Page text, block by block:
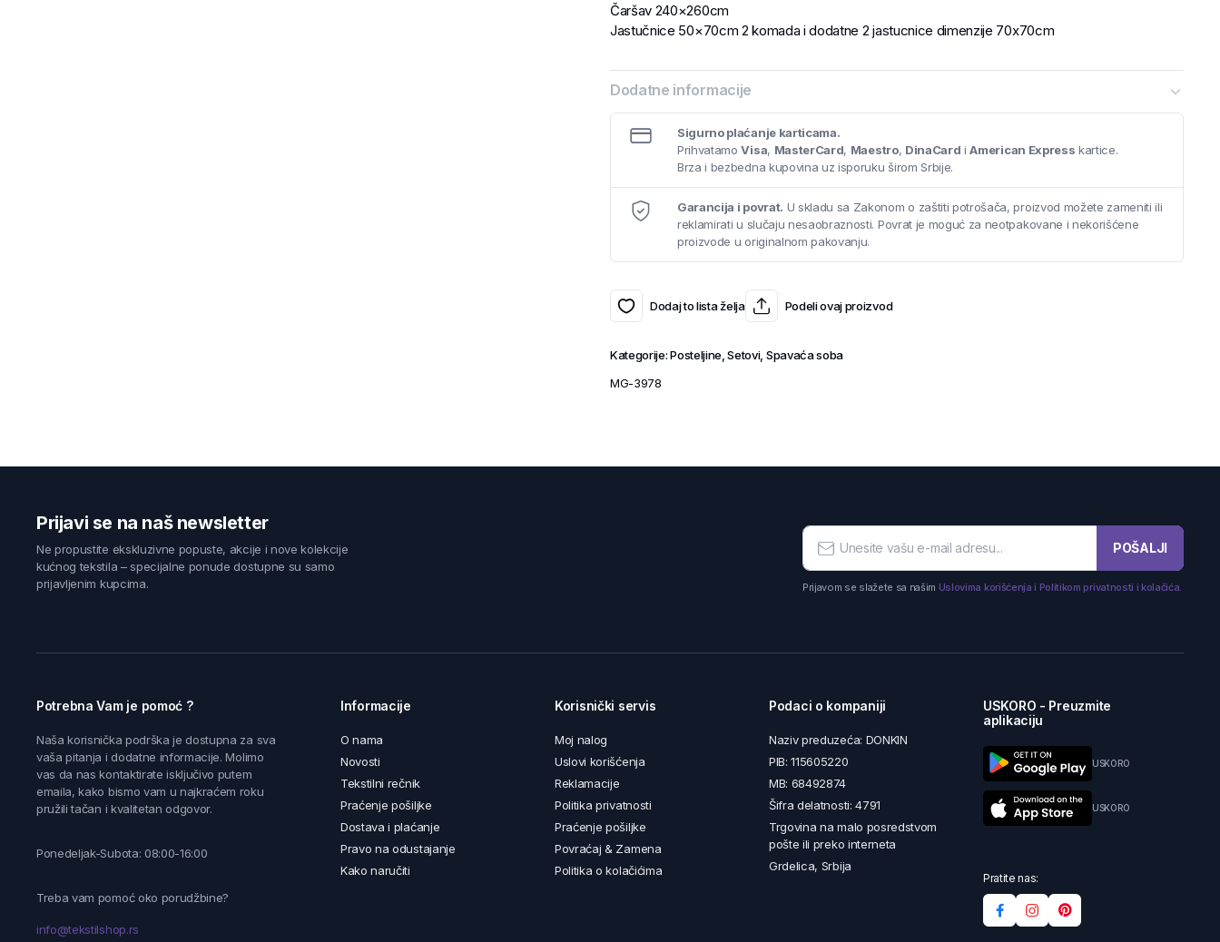
Čaršav 240×260cm
Jastučnice 50×70cm 2 komada i dodatne 2 jastucnice dimenzije 70x70cm
Dodatne informacije
Sigurno plaćanje karticama.
PrihvatamoVisa, MasterCard, Maestro, DinaCard iAmerican Express kartice.
Brza i bezbedna kupovina uz isporuku širom Srbije.
Garancija i povrat. U skladu sa Zakonom o zaštiti potrošača, proizvod možete zameniti ili
reklamirati u slučaju nesaobraznosti. Povrat je moguć za neotpakovane i nekorišćene
proizvode u originalnom pakovanju.
Dodaj to lista želja Podeli ovaj proizvod
Kategorije:Posteljine ,Setovi, Spavaća soba
MG-3978
Prijavi se na naš newsletter
Ne propustite ekskluzivne popuste, akcije i nove kolekcije
kućnog tekstila – specijalne ponude dostupne su samo
prijavljenim kupcima.
POŠALJI
Prijavom se slažete sa našim Uslovima korišćenja i Politikom privatnosti i kolačića.
Potrebna Vam je pomoć ?
Naša korisnička podrška je dostupna za sva
vaša pitanja i dodatne informacije. Molimo
vas da nas kontaktirate isključivo putem
emaila, kako bismo vam u najkraćem roku
pružili tačan i kvalitetan odgovor.
Ponedeljak-Subota: 08:00-16:00
Treba vam pomoć oko porudžbine?
info@tekstilshop.rs
Informacije
O nama
Novosti
Tekstilni rečnik
Praćenje pošiljke
Dostava i plaćanje
Pravo na odustajanje
Kako naručiti
Korisnički servis
Moj nalog
Uslovi korišćenja
Reklamacije
Politika privatnosti
Praćenje pošiljke
Povraćaj & Zamena
Politika o kolačićima
Podaci o kompaniji
Naziv preduzeća: DONKIN
PIB: 115605220
MB: 68492874
Šifra delatnosti: 4791
Trgovina na malo posredstvom
pošte ili preko interneta
Grdelica, Srbija
USKORO - Preuzmite
aplikaciju
USKORO
USKORO
Pratite nas: